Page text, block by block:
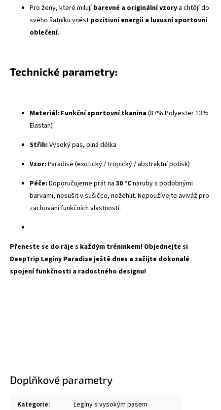
Pro ženy, které milujíbarevné a originální vzory a chtějí do
svého šatníku vnést pozitivní energii a luxusní sportovní
oblečení.
Technické parametry:
Materiál: Funkční sportovní tkanina(87% Polyester 13%
Elastan)
Střih: Vysoký pas, plná délka
Vzor: Paradise (exotický / tropický / abstraktní potisk)
Péče: Doporučujeme prát na 30 °Cnaruby s podobnými
barvami, nesušit v sušičce, nežehlit. Nepoužívejte aviváž pro
zachování funkčních vlastností.
Přeneste se do ráje s každým tréninkem! Objednejte si
DeepTrip Legíny Paradise ještě dnes a zažijte dokonalé
spojení funkčnosti a radostného designu!
Doplňkové parametry
Kategorie: Legíny s vysokým pasem